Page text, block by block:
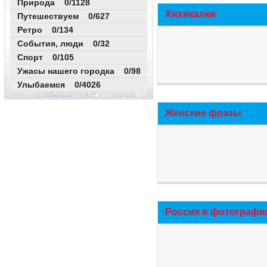
Природа 0/1128
Путешествуем 0/627
Ретро 0/134
События, люди 0/32
Спорт 0/105
Ужасы нашего городка 0/98
Улыбаемся 0/4026
Хихикалки
Женские фразы
Россия в